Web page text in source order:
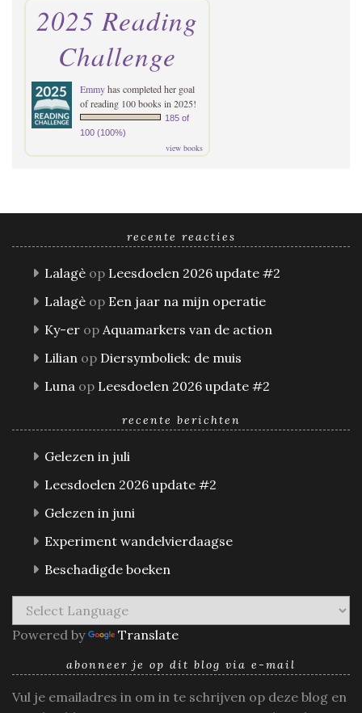
2025 Reading
Challenge
Emmyhas completed her goal
of reading 100 books in 2025!
185 of
100 (100%)
view books
recente reacties
Lalagè op Leesdoelen 2026 update #2
Lalagè op Een jaar na mijn operatie
Ky-er op Aquamarkers van de action
Lilian op Diersymboliek: de muis
Luna op Leesdoelen 2026 update #2
recente berichten
Gelezen in juli
Leesdoelen 2026 update #2
Gelezen in juni
Experiment wandelvierdaagse
Beschadigde boeken
Powered by Translate
abonneer je op dit blog via e-mail
Vul je emailadres in om in te schrijven op deze blog en